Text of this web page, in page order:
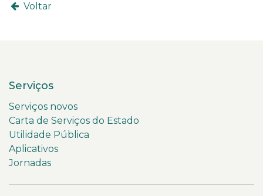
Voltar
Serviços
Serviços novos
Carta de Serviços do Estado
Utilidade Pública
Aplicativos
Jornadas